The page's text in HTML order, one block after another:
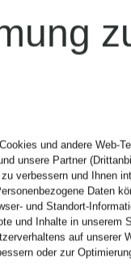
und andere Web-
unsere Partner
verbessern und Ihnen
Daten
und Standort-
und Inhalte in unserem
auf unserer
oder zur